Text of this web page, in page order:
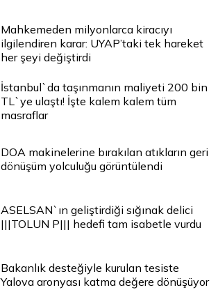
Mahkemeden milyonlarca kiracıyı
ilgilendiren karar: UYAP’taki tek hareket
her şeyi değiştirdi
İstanbul`da taşınmanın maliyeti 200 bin
TL`ye ulaştı! İşte kalem kalem tüm
masraflar
DOA makinelerine bırakılan atıkların geri
dönüşüm yolculuğu görüntülendi
ASELSAN`ın geliştirdiği sığınak delici
|||TOLUN P||| hedefi tam isabetle vurdu
Bakanlık desteğiyle kurulan tesiste
Yalova aronyası katma değere dönüşüyor